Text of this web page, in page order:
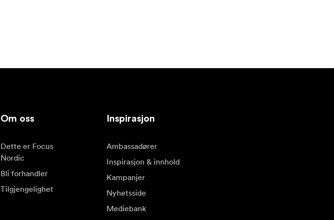
Om oss
Dette er Focus
Nordic
Bli forhandler
Tilgjengelighet
Inspirasjon
Ambassadører
Inspirasjon & innhold
Kampanjer
Nyhetsside
Mediebank